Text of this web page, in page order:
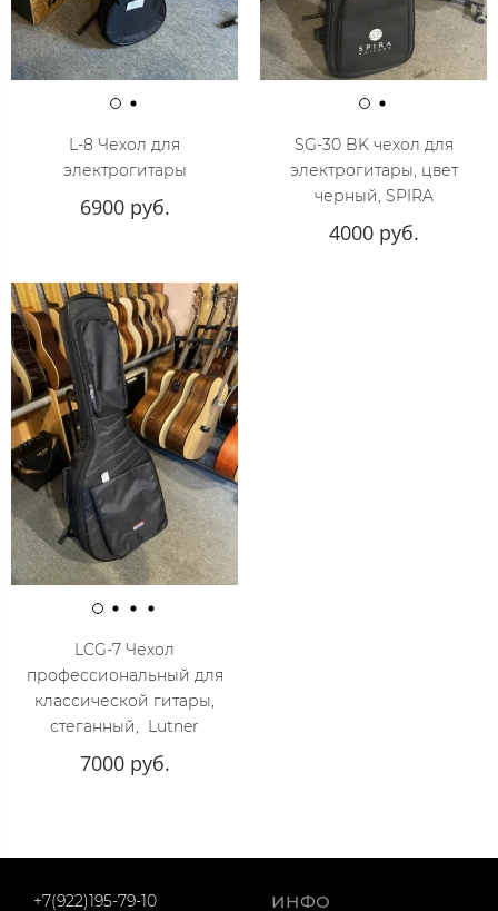
L-8 Чехол для
электрогитары
6900 руб.
SG-30 BK чехол для
электрогитары, цвет
черный, SPIRA
4000 руб.
LCG-7 Чехол
профессиональный для
классической гитары,
стеганный, Lutner
7000 руб.
+7(922)195-79-10 ИНФО